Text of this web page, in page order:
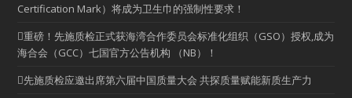
Certification Mark）将成为卫生巾的强制性要求！
重磅！先施质检正式获海湾合作委员会标准化组织（GSO）授权,成为
海合会（GCC）七国官方公告机构 （NB）！
先施质检应邀出席第六届中国质量大会 共探质量赋能新质生产力